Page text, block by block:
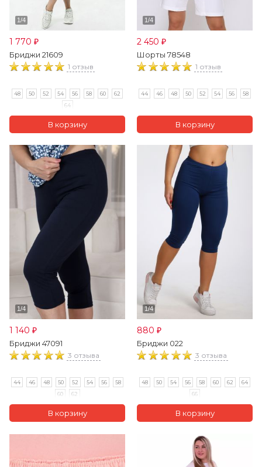
1 770 ₽
Бриджи 21609
1 отзыв
48 50 52 54 56 58 60
62
64
2 450 ₽
Шорты 78548
1 отзыв
44 46 48 50 52 54 56 58
1 140 ₽
Бриджи 47091
3 отзыва
44 46 48 50 52 54 56
58
60
62
880 ₽
Бриджи 022
3 отзыва
48 50 54 56 58 60 62
64
66